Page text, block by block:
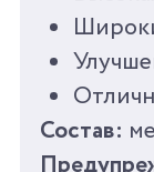
Состав: